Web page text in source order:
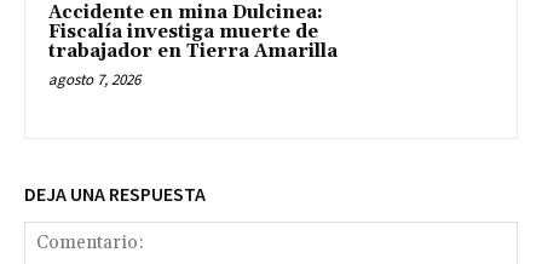
Accidente en mina Dulcinea:
Fiscalía investiga muerte de
trabajador en Tierra Amarilla
agosto 7, 2026
DEJA UNA RESPUESTA